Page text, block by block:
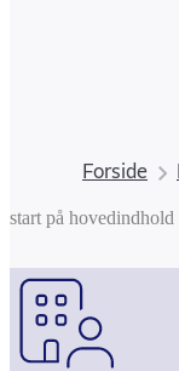
Forside
start på hovedindhold